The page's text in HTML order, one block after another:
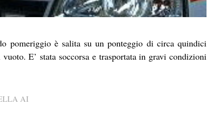
pomeriggio è salita su un ponteggio di circa quindici
E’ stata soccorsa e trasportata in gravi condizioni
AI